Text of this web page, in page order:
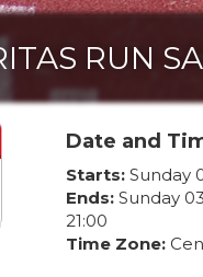
RUN
Date and
Starts: Sunday
Ends: Sunday 03
21:00
Time Zone: